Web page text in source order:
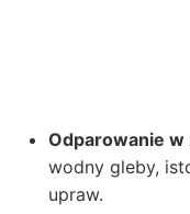
Odparowanie
wodny gleby,
upraw.